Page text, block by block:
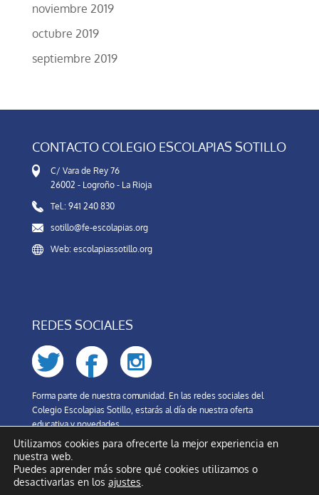
noviembre 2019
octubre 2019
septiembre 2019
CONTACTO COLEGIO ESCOLAPIAS SOTILLO
C/ Vara de Rey 76
26002 - Logroño - La Rioja
Tel.: 941 240 830
sotillo@fe-escolapias.org
Web: escolapiassotillo.org
REDES SOCIALES
Forma parte de nuestra comunidad. En las redes sociales del
Colegio Escolapias Sotillo, estarás al día de nuestra oferta
educativa y novedades.
Utilizamos cookies para ofrecerte la mejor experiencia en
nuestra web.
Puedes aprender más sobre qué cookies utilizamos o
desactivarlas en los ajustes